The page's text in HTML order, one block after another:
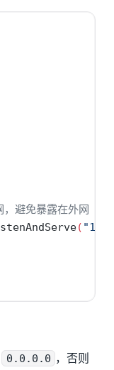
避免暴露在外网
(
0.0.0.0 ，否则